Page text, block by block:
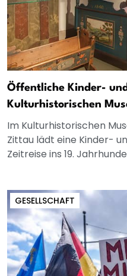
Öffentliche Kinder-
Kulturhistorischen
Im Kulturhistorischen
Zittau lädt eine Kinder-
Zeitreise ins 19.
GESELLSCHAFT